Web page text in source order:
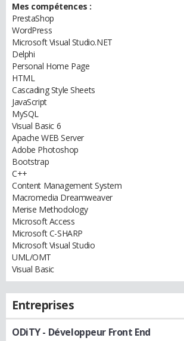
Mes compétences :
PrestaShop
WordPress
Microsoft Visual Studio.NET
Delphi
Personal Home Page
HTML
Cascading Style Sheets
JavaScript
MySQL
Visual Basic 6
Apache WEB Server
Adobe Photoshop
Bootstrap
C++
Content Management System
Macromedia Dreamweaver
Merise Methodology
Microsoft Access
Microsoft C-SHARP
Microsoft Visual Studio
UML/OMT
Visual Basic
Entreprises
ODiTY- Développeur Front End